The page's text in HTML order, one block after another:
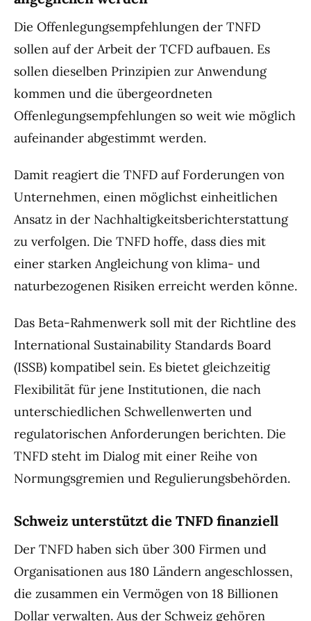
Die Offenlegungsempfehlungen der TNFD
sollen auf der Arbeit der TCFD aufbauen. Es
sollen dieselben Prinzipien zur Anwendung
kommen und die übergeordneten
Offenlegungsempfehlungen so weit wie möglich
aufeinander abgestimmt werden.
Damit reagiert die TNFD auf Forderungen von
Unternehmen, einen möglichst einheitlichen
Ansatz in der Nachhaltigkeitsberichterstattung
zu verfolgen. Die TNFD hoffe, dass dies mit
einer starken Angleichung von klima- und
naturbezogenen Risiken erreicht werden könne.
Das Beta-Rahmenwerk soll mit der Richtline des
International Sustainability Standards Board
(ISSB) kompatibel sein. Es bietet gleichzeitig
Flexibilität für jene Institutionen, die nach
unterschiedlichen Schwellenwerten und
regulatorischen Anforderungen berichten. Die
TNFD steht im Dialog mit einer Reihe von
Normungsgremien und Regulierungsbehörden.
Schweiz unterstützt die TNFD finanziell
Der TNFD haben sich über 300 Firmen und
Organisationen aus 180 Ländern angeschlossen,
die zusammen ein Vermögen von 18 Billionen
Dollar verwalten. Aus der Schweiz gehören